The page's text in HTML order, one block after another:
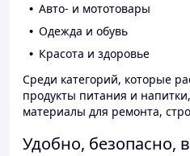
Авто- и мототовары
Одежда и обувь
Красота и здоровье
Среди категорий, которые
продукты питания и
материалы для ремонта,
Удобно, безопасно,